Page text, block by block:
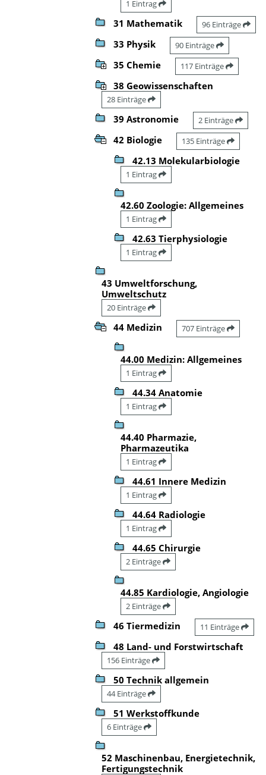
1 Eintrag
31 Mathematik 96 Einträge
33 Physik 90 Einträge
35 Chemie 117 Einträge
38 Geowissenschaften
28 Einträge
39 Astronomie 2 Einträge
42 Biologie 135 Einträge
42.13 Molekularbiologie
1 Eintrag
42.60 Zoologie: Allgemeines
1 Eintrag
42.63 Tierphysiologie
1 Eintrag
43 Umweltforschung,
Umweltschutz
20 Einträge
44 Medizin 707 Einträge
44.00 Medizin: Allgemeines
1 Eintrag
44.34 Anatomie
1 Eintrag
44.40 Pharmazie,
Pharmazeutika
1 Eintrag
44.61 Innere Medizin
1 Eintrag
44.64 Radiologie
1 Eintrag
44.65 Chirurgie
2 Einträge
44.85 Kardiologie, Angiologie
2 Einträge
46 Tiermedizin 11 Einträge
48 Land- und Forstwirtschaft
156 Einträge
50 Technik allgemein
44 Einträge
51 Werkstoffkunde
6 Einträge
52 Maschinenbau, Energietechnik,
Fertigungstechnik